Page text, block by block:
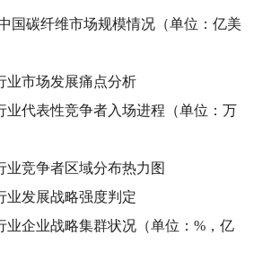
国碳纤维市场规模情况（单位：亿美
业市场发展痛点分析
业代表性竞争者入场进程（单位：万
业竞争者区域分布热力图
业发展战略强度判定
业企业战略集群状况（单位：%，亿